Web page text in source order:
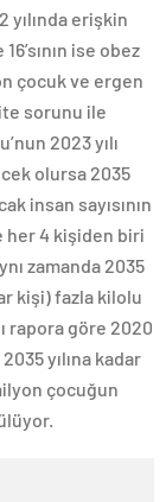
yılında erişkin
ise obez
çocuk ve ergen
sorunu ile
2023 yılı
olursa 2035
insan sayısının
her 4 kişiden biri
zamanda 2035
kişi) fazla kilolu
rapora göre 2020
yılına kadar
çocuğun